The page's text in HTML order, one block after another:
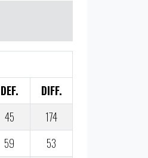
DEF.
DIFF.
45
174
59
53